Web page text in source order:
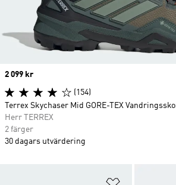
Price
2 099 kr
(154)
Terrex Skychaser Mid GORE-TEX
Herr TERREX
2 färger
30 dagars utvärdering